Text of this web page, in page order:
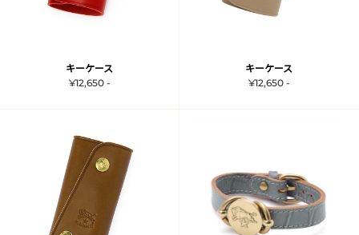
キーケース
¥12,650 -
キーケース
¥12,650 -